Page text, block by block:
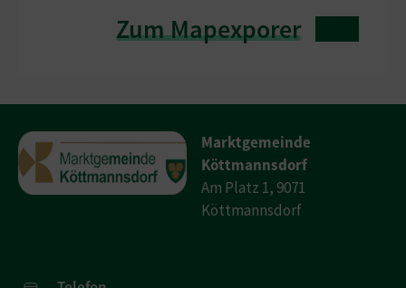
Zum Mapexporer
Marktgemeinde
Köttmannsdorf
Am Platz 1, 9071
Köttmannsdorf